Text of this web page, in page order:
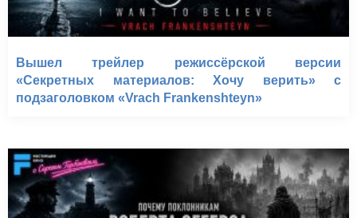
Вышел трейлер режиссёрской версии
«Секретных материалов: Хочу верить» с
подзаголовком «Vrach Frankenshteyn»